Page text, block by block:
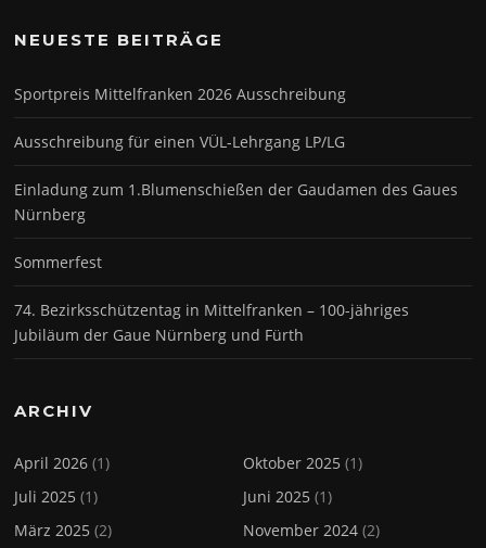
NEUESTE BEITRÄGE
Sportpreis Mittelfranken 2026 Ausschreibung
Ausschreibung für einen VÜL-Lehrgang LP/LG
Einladung zum 1.Blumenschießen der Gaudamen des Gaues
Nürnberg
Sommerfest
74. Bezirksschützentag in Mittelfranken – 100-jähriges
Jubiläum der Gaue Nürnberg und Fürth
ARCHIV
April 2026 (1) Oktober 2025 (1)
Juli 2025 (1) Juni 2025 (1)
März 2025 (2) November 2024 (2)